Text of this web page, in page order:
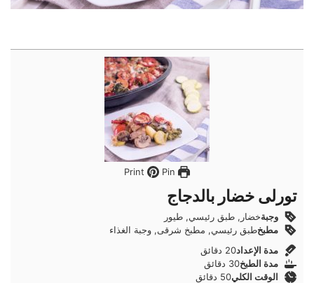
Pin
تورلى خضار بالدجاج
وجبةخضار, طبق رئيسي, طيور
مطبخطبق رئيسي, مطبخ شرقى, وجبة الغذاء
مدة الإعداد20 دقائق
دقائق
مدة الطبخ30 دقائق
دقائق
الوقت الكلي50 دقائق
دقائق